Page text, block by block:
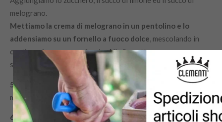
melograno.
Mettiamo la crema di melograno in un pentolino e lo
addensiamo su un fornello a fuoco dolce, mescolando in
continuazione con una frusta. Alla fine otterremo una crema
soda e gelatinosa.
5)
Mentre la crema raffredda prepariamo la meringa
montando i 3 albumi con 7 cucchiai di zucchero a velo.
6)Tiriamo fuori dal forno o in questo caso dalla stufa a legna,